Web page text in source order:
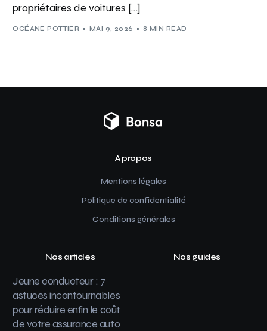
propriétaires de voitures […]
OCÉANE POTTIER MAI 9, 2026 8 MIN READ
A propos
Mentions légales
Politique de confidentialité
Conditions générales
Nos articles
Jeune conducteur : 7
astuces incontournables
pour réduire enfin le coût
de votre assurance auto
Nos guides